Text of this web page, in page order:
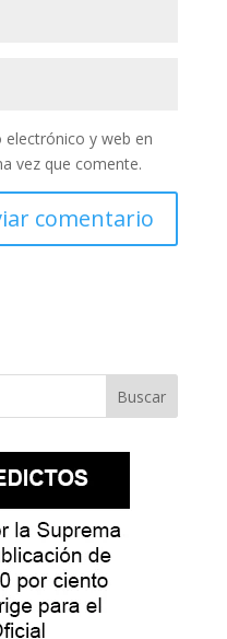
y web en
vez que comente.
Buscar